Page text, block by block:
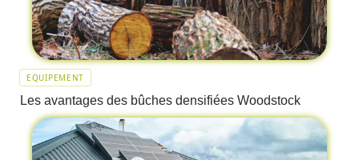
EQUIPEMENT
Les avantages des bûches densifiées Woodstock